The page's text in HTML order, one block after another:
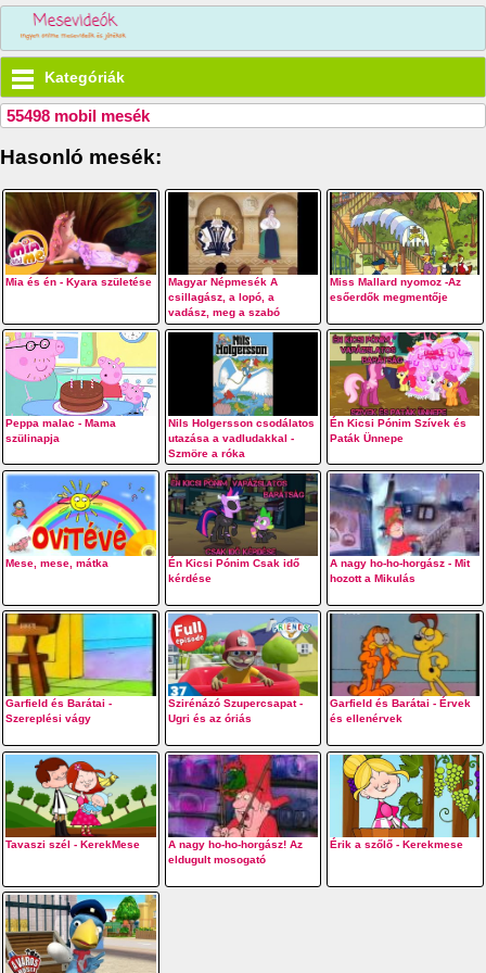
Kategóriák
55498 mobil mesék
Hasonló mesék:
Mia és én - Kyara születése
Magyar Népmesék A
csillagász, a lopó, a
vadász, meg a szabó
Miss Mallard nyomoz -Az
esőerdők megmentője
Peppa malac - Mama
szülinapja
Nils Holgersson csodálatos
utazása a vadludakkal -
Szmöre a róka
Én Kicsi Pónim Szívek és
Paták Ünnepe
Mese, mese, mátka
Én Kicsi Pónim Csak idő
kérdése
A nagy ho-ho-horgász - Mit
hozott a Mikulás
Garfield és Barátai -
Szereplési vágy
Szirénázó Szupercsapat -
Ugri és az óriás
Garfield és Barátai - Érvek
és ellenérvek
Tavaszi szél - KerekMese
A nagy ho-ho-horgász! Az
eldugult mosogató
Érik a szőlő - Kerekmese